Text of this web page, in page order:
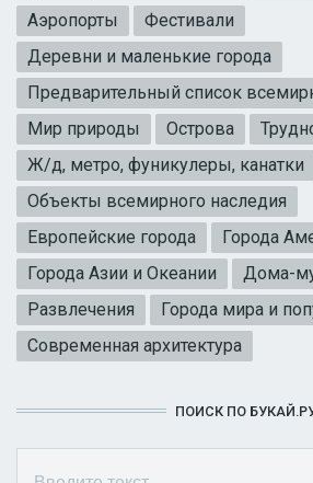
Аэропорты
Фестивали
Деревни и маленькие города
Предварительный список
Мир природы
Острова
Ж/д, метро, фуникулеры, канатки
Объекты всемирного наследия
Европейские города
Города
Города Азии и Океании
Дома-
Развлечения
Города мира и
Современная архитектура
ПОИСК ПО